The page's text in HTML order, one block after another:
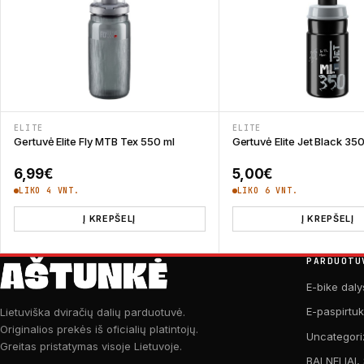
ELITE
Gertuvė Elite Fly MTB Tex 550 ml
6,99€
LIKO 4 VNT.
Į KREPŠELĮ
ELITE
Gertuvė Elite Jet Black
5,00€
LIKO 6 VNT.
Į KREPŠELĮ
Lietuviška dviračių dalių parduotuvė.
Originalios prekės iš oficialių platintojų.
Greitas pristatymas visoje Lietuvoje.
E-bike
E-
BALNELIAI,